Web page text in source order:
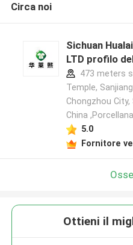
Circa noi
Sichuan
LTD profilo
473 meters
Temple,
Chongzhou City,
China ,Porcellana
5.0
Fornitore
Ottieni il